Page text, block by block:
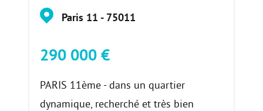
Paris 11 - 75011
290 000 €
PARIS 11ème - dans un quartier
dynamique, recherché et très bien